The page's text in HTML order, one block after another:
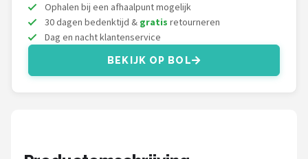
Alle merken →
Ophalen bij een afhaalpunt mogelijk
30 dagen bedenktijd & gratis retourneren
Dag en nacht klantenservice
BEKIJK OP BOL